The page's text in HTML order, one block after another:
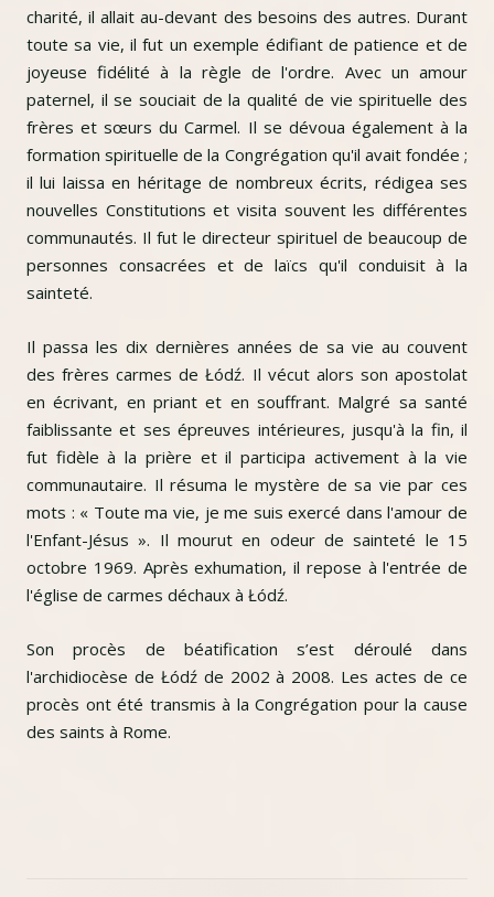
charité, il allait au-devant des besoins des autres. Durant
toute sa vie, il fut un exemple édifiant de patience et de
joyeuse fidélité à la règle de l'ordre. Avec un amour
paternel, il se souciait de la qualité de vie spirituelle des
frères et sœurs du Carmel. Il se dévoua également à la
formation spirituelle de la Congrégation qu'il avait fondée ;
il lui laissa en héritage de nombreux écrits, rédigea ses
nouvelles Constitutions et visita souvent les différentes
communautés. Il fut le directeur spirituel de beaucoup de
personnes consacrées et de laïcs qu'il conduisit à la
sainteté.
Il passa les dix dernières années de sa vie au couvent
des frères carmes de Łódź. Il vécut alors son apostolat
en écrivant, en priant et en souffrant. Malgré sa santé
faiblissante et ses épreuves intérieures, jusqu'à la fin, il
fut fidèle à la prière et il participa activement à la vie
communautaire. Il résuma le mystère de sa vie par ces
mots : « Toute ma vie, je me suis exercé dans l'amour de
l'Enfant-Jésus ». Il mourut en odeur de sainteté le 15
octobre 1969. Après exhumation, il repose à l'entrée de
l'église de carmes déchaux à Łódź.
Son procès de béatification s’est déroulé dans
l'archidiocèse de Łódź de 2002 à 2008. Les actes de ce
procès ont été transmis à la Congrégation pour la cause
des saints à Rome.